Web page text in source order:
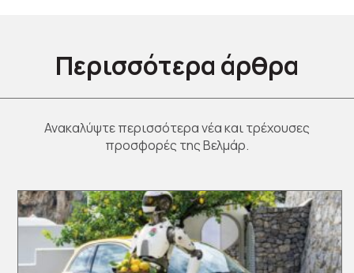
Περισσότερα άρθρα
Ανακαλύψτε περισσότερα νέα και τρέχουσες
προσφορές της Βελμάρ.